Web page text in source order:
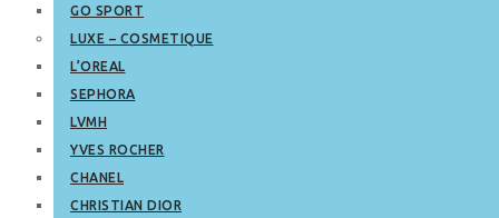
GO SPORT
LUXE – COSMETIQUE
L’OREAL
SEPHORA
LVMH
YVES ROCHER
CHANEL
CHRISTIAN DIOR